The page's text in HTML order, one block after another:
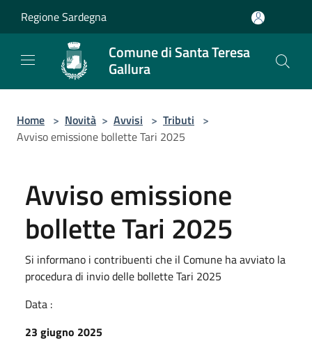
Regione Sardegna
Comune di Santa Teresa
Gallura
Home > Novità > Avvisi > Tributi >
Avviso emissione bollette Tari 2025
Avviso emissione
bollette Tari 2025
Si informano i contribuenti che il Comune ha avviato la
procedura di invio delle bollette Tari 2025
Data :
23 giugno 2025